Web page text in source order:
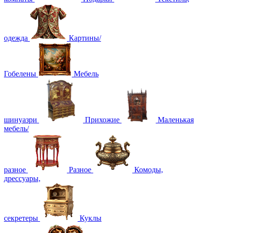
одежда Картины/
Гобелены Мебель
шинуазри Прихожие
Маленькая
мебель/
разное Разное
Комоды,
дрессуары,
секретеры Куклы